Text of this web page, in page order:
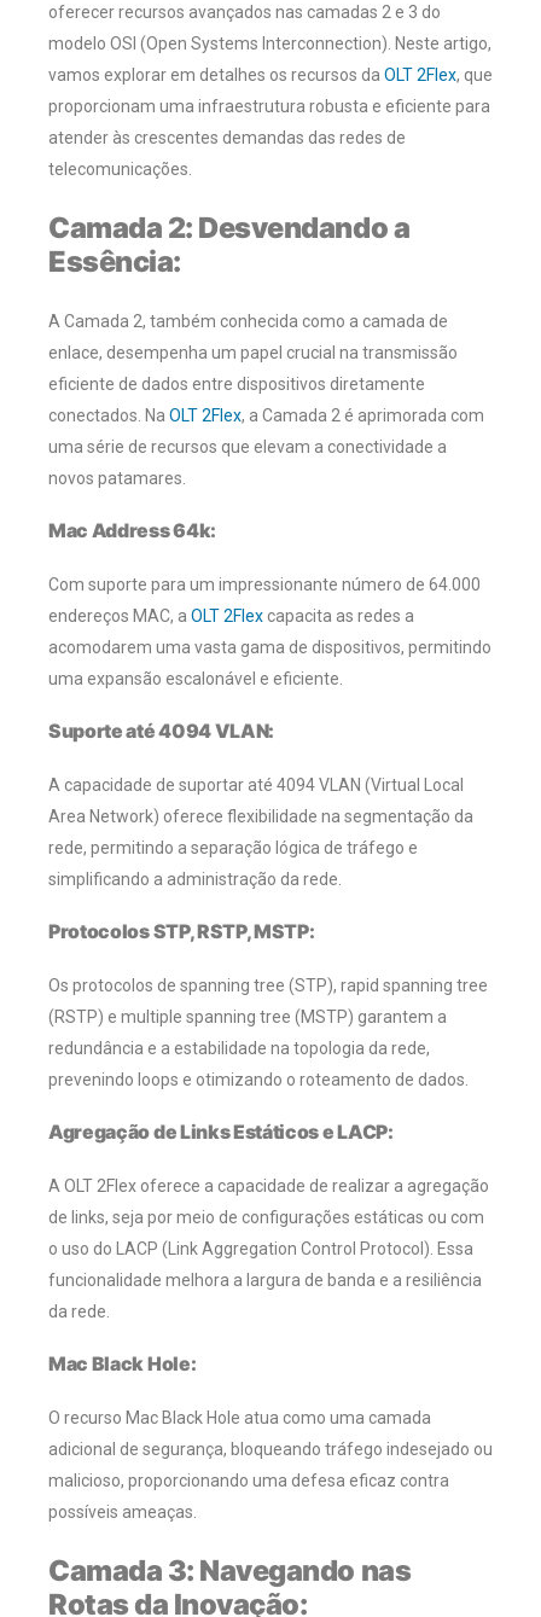
oferecer recursos avançados nas camadas 2 e 3 do
modelo OSI (Open Systems Interconnection). Neste artigo,
vamos explorar em detalhes os recursos da OLT 2Flex, que
proporcionam uma infraestrutura robusta e eficiente para
atender às crescentes demandas das redes de
telecomunicações.
Camada 2: Desvendando a
Essência:
A Camada 2, também conhecida como a camada de
enlace, desempenha um papel crucial na transmissão
eficiente de dados entre dispositivos diretamente
conectados. Na OLT 2Flex, a Camada 2 é aprimorada com
uma série de recursos que elevam a conectividade a
novos patamares.
Mac Address 64k:
Com suporte para um impressionante número de 64.000
endereços MAC, a OLT 2Flex capacita as redes a
acomodarem uma vasta gama de dispositivos, permitindo
uma expansão escalonável e eficiente.
Suporte até 4094 VLAN:
A capacidade de suportar até 4094 VLAN (Virtual Local
Area Network) oferece flexibilidade na segmentação da
rede, permitindo a separação lógica de tráfego e
simplificando a administração da rede.
Protocolos STP, RSTP, MSTP:
Os protocolos de spanning tree (STP), rapid spanning tree
(RSTP) e multiple spanning tree (MSTP) garantem a
redundância e a estabilidade na topologia da rede,
prevenindo loops e otimizando o roteamento de dados.
Agregação de Links Estáticos e LACP:
A OLT 2Flex oferece a capacidade de realizar a agregação
de links, seja por meio de configurações estáticas ou com
o uso do LACP (Link Aggregation Control Protocol). Essa
funcionalidade melhora a largura de banda e a resiliência
da rede.
Mac Black Hole:
O recurso Mac Black Hole atua como uma camada
adicional de segurança, bloqueando tráfego indesejado ou
malicioso, proporcionando uma defesa eficaz contra
possíveis ameaças.
Camada 3: Navegando nas
Rotas da Inovação: